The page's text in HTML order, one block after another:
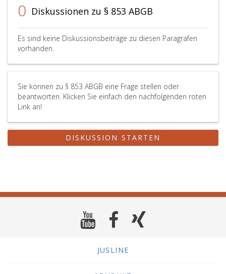
0 Diskussionen zu § 853 ABGB
Es sind keine Diskussionsbeiträge zu diesen Paragrafen
vorhanden.
Sie können zu § 853 ABGB eine Frage stellen oder
beantworten. Klicken Sie einfach den nachfolgenden roten
Link an!
DISKUSSION STARTEN
JUSLINE